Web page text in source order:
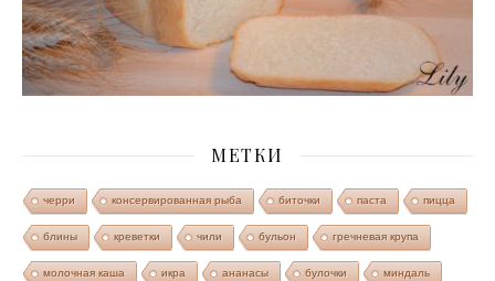
МЕТКИ
черри консервированная рыба биточки паста пицца
блины креветки чили бульон гречневая крупа
молочная каша икра ананасы булочки миндаль